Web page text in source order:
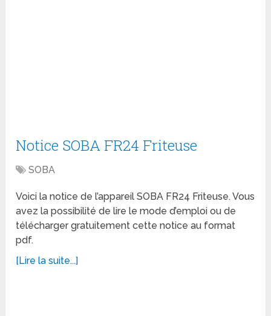
Notice SOBA FR24 Friteuse
SOBA
Voici la notice de l’appareil SOBA FR24 Friteuse. Vous
avez la possibilité de lire le mode d’emploi ou de
télécharger gratuitement cette notice au format
pdf.
[Lire la suite...]